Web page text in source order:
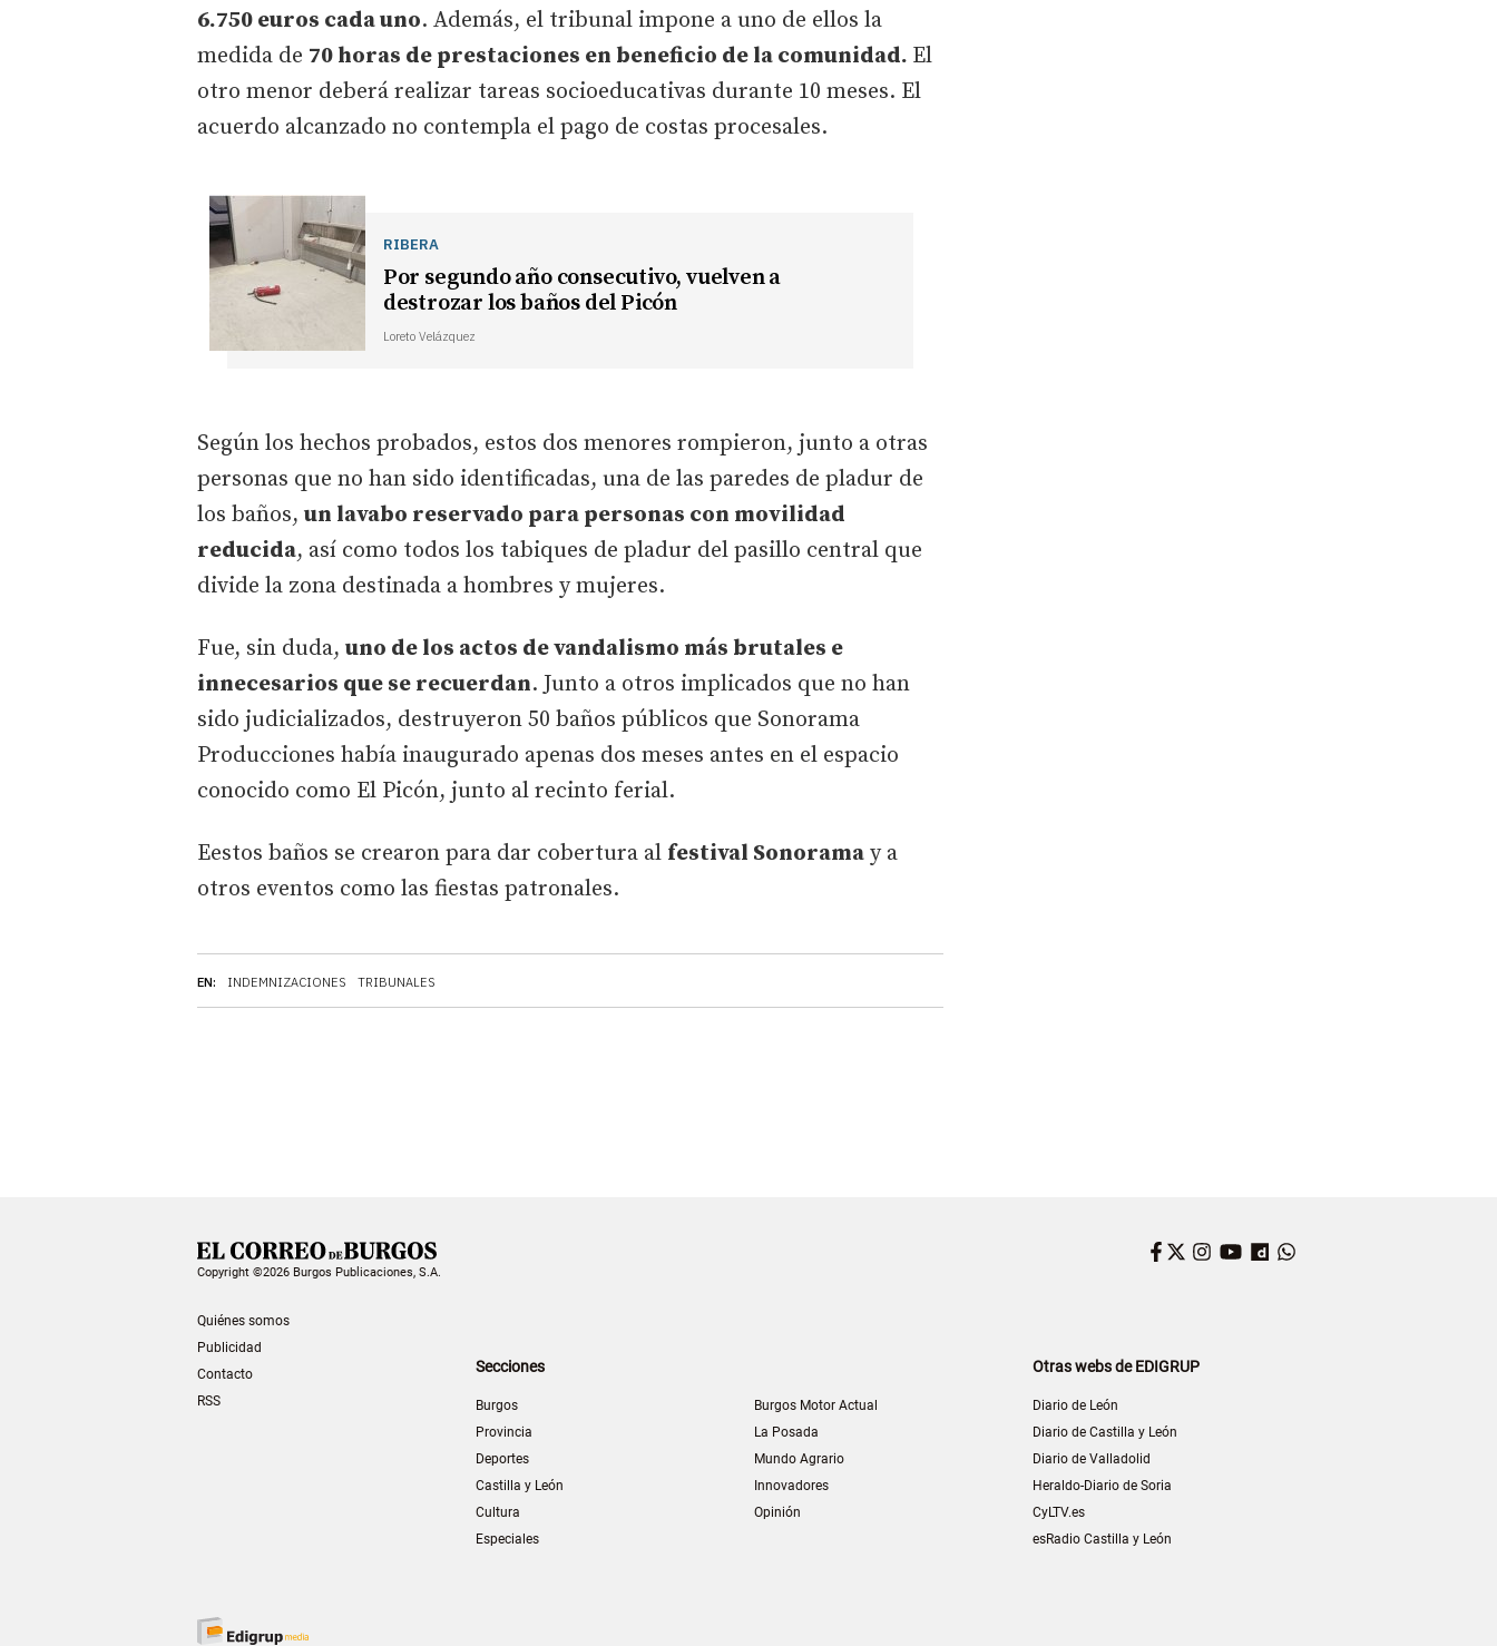
EN: INDEMNIZACIONES TRIBUNALES
6.750 euros cada uno. Además, el tribunal impone a uno de ellos la
medida de 70 horas de prestaciones en beneficio de la comunidad. El
otro menor deberá realizar tareas socioeducativas durante 10 meses. El
acuerdo alcanzado no contempla el pago de costas procesales.
RIBERA
Por segundo año consecutivo, vuelven a
destrozar los baños del Picón
Loreto Velázquez
Según los hechos probados, estos dos menores rompieron, junto a otras
personas que no han sido identificadas, una de las paredes de pladur de
los baños, un lavabo reservado para personas con movilidad
reducida, así como todos los tabiques de pladur del pasillo central que
divide la zona destinada a hombres y mujeres.
Fue, sin duda, uno de los actos de vandalismo más brutales e
innecesarios que se recuerdan. Junto a otros implicados que no han
sido judicializados, destruyeron 50 baños públicos que Sonorama
Producciones había inaugurado apenas dos meses antes en el espacio
conocido como El Picón, junto al recinto ferial.
Eestos baños se crearon para dar cobertura al festival Sonorama y a
otros eventos como las fiestas patronales.
Copyright ©2026 Burgos Publicaciones, S.A.
Quiénes somos
Publicidad
Contacto
RSS
Facebook
Twitter
Instagram
YouTube
Dailymotion
Secciones
Burgos
Provincia
Deportes
Castilla y León
Cultura
Especiales
Burgos Motor Actual
La Posada
Mundo Agrario
Innovadores
Opinión
Otras webs de EDIGRUP
Diario de León
Diario de Castilla y León
Diario de Valladolid
Heraldo-Diario de Soria
CyLTV.es
esRadio Castilla y León